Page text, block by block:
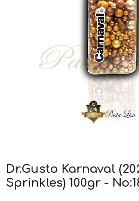
Dr.Gusto Karnaval
Sprinkles) 100gr -